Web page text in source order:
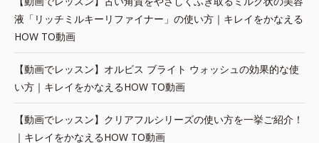
液「リッチミルキーリファイナー」の使い方｜キレイをかなえる
HOW TO動画
【動画でレッスン】オルビス ブライト ウォッシュの効果的な使
い方｜キレイをかなえるHOW TO動画
【動画でレッスン】クリアフルシリーズの使い方を一挙ご紹介！
｜キレイをかなえるHOW TO動画